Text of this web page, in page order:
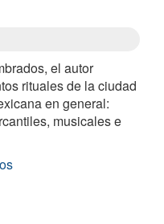
el autor
rituales de la ciudad
en general:
musicales e